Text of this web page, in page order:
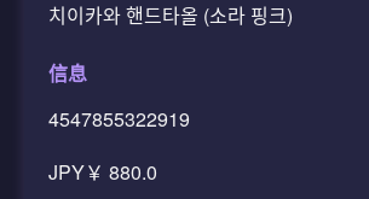
치이카와 핸드타올 (소라 핑크)
信息
4547855322919
JPY￥ 880.0